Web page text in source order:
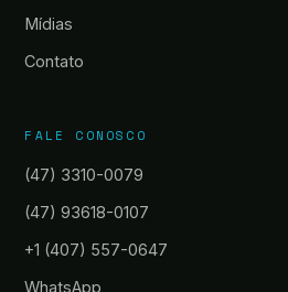
Mídias
Contato
FALE CONOSCO
(47) 3310-0079
(47) 93618-0107
+1 (407) 557-0647
WhatsApp